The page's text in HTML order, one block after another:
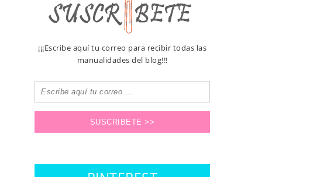
¡¡¡Escribe aquí tu correo para recibir todas las
manualidades del blog!!!